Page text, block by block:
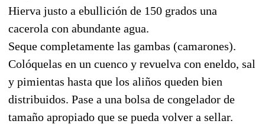
Hierva justo a ebullición de 150 grados una
cacerola con abundante agua.
Seque completamente las gambas (camarones).
Colóquelas en un cuenco y revuelva con eneldo, sal
y pimientas hasta que los aliños queden bien
distribuidos. Pase a una bolsa de congelador de
tamaño apropiado que se pueda volver a sellar.